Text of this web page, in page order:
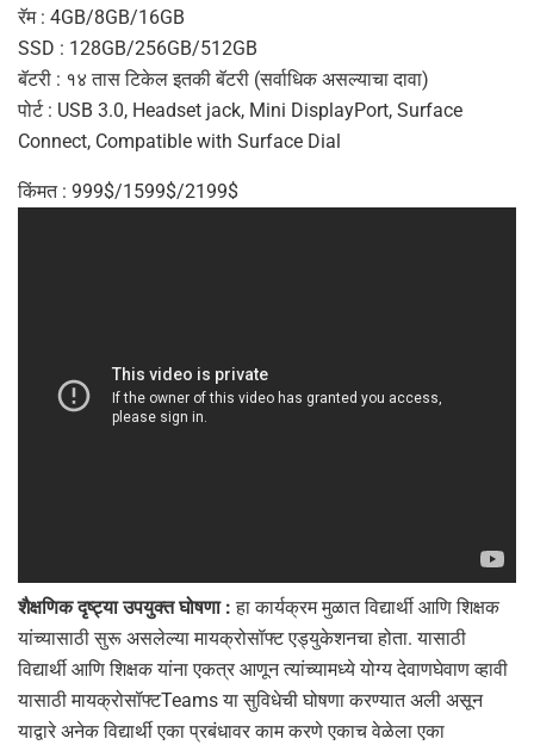
रॅम : 4GB/8GB/16GB
SSD : 128GB/256GB/512GB
बॅटरी : १४ तास टिकेल इतकी बॅटरी (सर्वाधिक असल्याचा दावा)
पोर्ट : USB 3.0, Headset jack, Mini DisplayPort, Surface
Connect, Compatible with Surface Dial
किंमत : 999$/1599$/2199$
शैक्षणिक दृष्ट्या उपयुक्त घोषणा :हा कार्यक्रम मुळात विद्यार्थी आणि शिक्षक
यांच्यासाठी सुरू असलेल्या मायक्रोसॉफ्ट एड्युकेशनचा होता. यासाठी
विद्यार्थी आणि शिक्षक यांना एकत्र आणून त्यांच्यामध्ये योग्य देवाणघेवाण व्हावी
यासाठी मायक्रोसॉफ्टTeams या सुविधेची घोषणा करण्यात अली असून
याद्वारे अनेक विद्यार्थी एका प्रबंधावर काम करणे एकाच वेळेला एका